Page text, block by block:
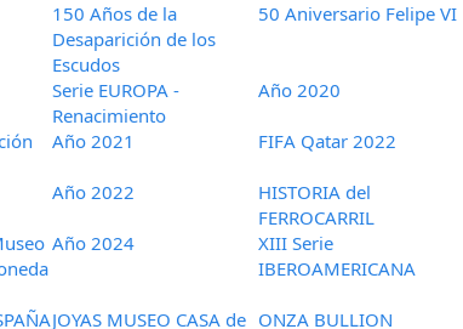
150 Años de la
Desaparición de los
Escudos
50 Aniversario Felipe VI
Serie EUROPA -
Renacimiento
Año 2020
Año 2021 FIFA Qatar 2022
Año 2022
HISTORIA del
FERROCARRIL
Año 2024
XIII Serie
IBEROAMERICANA
JOYAS MUSEO CASA de ONZA BULLION